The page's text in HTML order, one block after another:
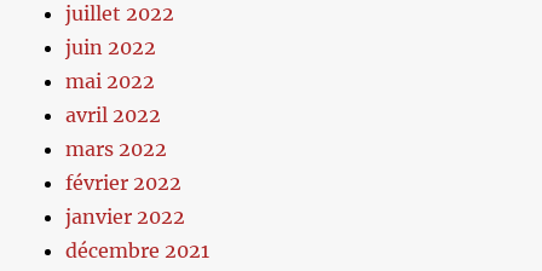
juillet 2022
juin 2022
mai 2022
avril 2022
mars 2022
février 2022
janvier 2022
décembre 2021